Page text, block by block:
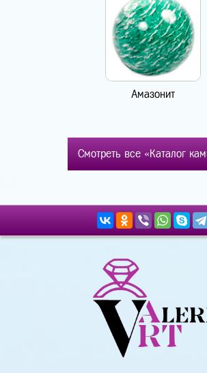
Амазонит
Смотреть все «Каталог